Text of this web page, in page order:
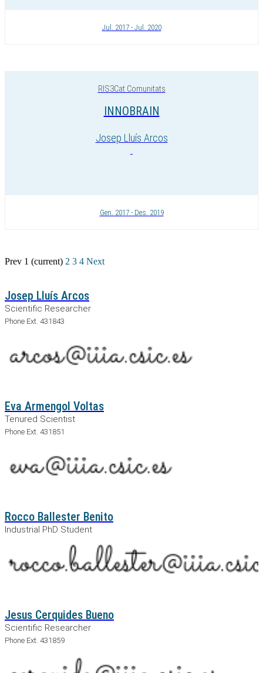
Jul. 2017 - Jul. 2020
RIS3Cat Comunitats
INNOBRAIN
Josep Lluís Arcos
Gen. 2017 - Des. 2019
Prev 1 (current) 2 3 4 Next
Josep Lluís Arcos
Scientific Researcher
Phone Ext. 431843
Eva Armengol Voltas
Tenured Scientist
Phone Ext. 431851
Rocco Ballester Benito
Industrial PhD Student
Jesus Cerquides Bueno
Scientific Researcher
Phone Ext. 431859